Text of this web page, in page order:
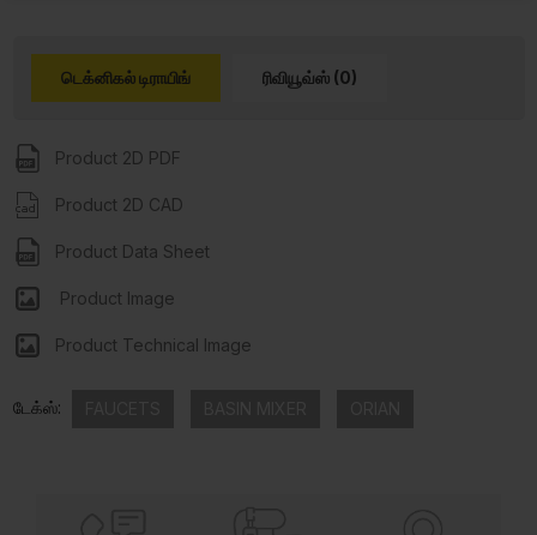
டெக்னிகல் டிராயிங் ரிவியூவ்ஸ் (0)
Product 2D PDF
Product 2D CAD
Product Data Sheet
Product Image
Product Technical Image
டேக்ஸ்: